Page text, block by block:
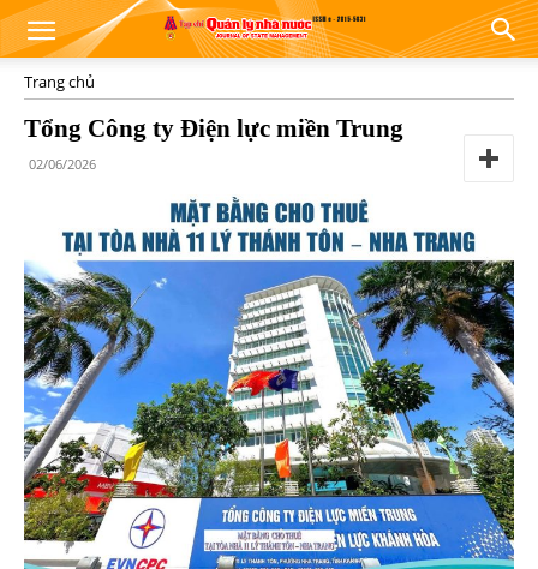
Trang chủ
Tổng Công ty Điện lực miền Trung
02/06/2026